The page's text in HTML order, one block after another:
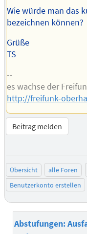
Wie würde man das
bezeichnen können?
Grüße
TS
--
es wachse der
http://freifunk-
Beitrag melden
Übersicht alle Foren
Benutzerkonto erstellen
Abstufungen: